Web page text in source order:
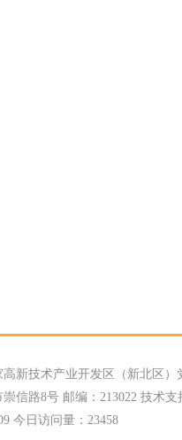
新技术产业开发区（新北区）
信路8号 邮编：213022 技术支
今日访问量： 23458